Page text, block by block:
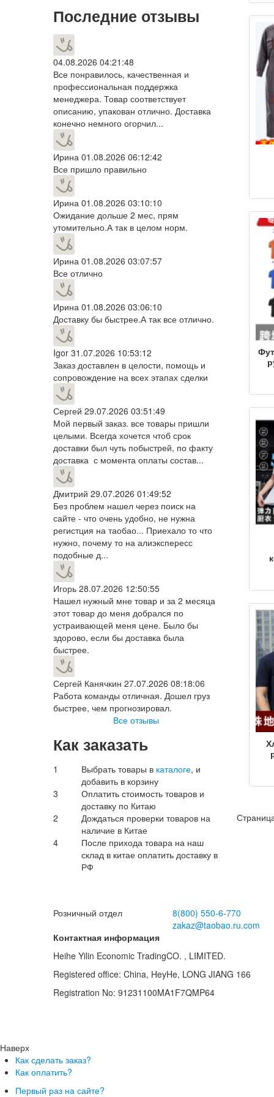
Последние отзывы
04.08.2026 04:21:48
Все понравилось, качественная и
профессиональная поддержка
менеджера. Товар соответствует
описанию, упакован отлично. Доставка
конечно немного огорчил...
Ирина 01.08.2026 06:12:42
Все пришло правильно
Ирина 01.08.2026 03:10:10
Ожидание дольше 2 мес, прям
утомительно.А так в целом норм.
Ирина 01.08.2026 03:07:57
Все отлично
Ирина 01.08.2026 03:06:10
Доставку бы быстрее.А так все отлично.
Igor 31.07.2026 10:53:12
Заказ доставлен в целости, помощь и
сопровождение на всех этапах сделки
Сергей 29.07.2026 03:51:49
Мой первый заказ. все товары пришли
целыми. Всегда хочется чтоб срок
доставки был чуть побыстрей, по факту
доставка с момента оплаты состав...
Дмитрий 29.07.2026 01:49:52
Без проблем нашел через поиск на
сайте - что очень удобно, не нужна
регистция на таобао... Приехало то что
нужно, почему то на алиэкспересс
подобные д...
Игорь 28.07.2026 12:50:55
Нашел нужный мне товар и за 2 месяца
этот товар до меня добрался по
устраивающей меня цене. Было бы
здорово, если бы доставка была
быстрее.
Сергей Канячкин 27.07.2026 08:18:06
Работа команды отличная. Дошел груз
быстрее, чем прогнозировал.
Все отзывы
Как заказать
1 Выбрать товары в каталоге, и
добавить в корзину
3
Оплатить стоимость товаров и
доставку по Китаю
2
Дождаться проверки товаров на
наличие в Китае
4
После прихода товара на наш
склад в китае оплатить доставку в
РФ
Розничный отдел
8(800) 550-6-770
zakaz@taobao.ru.com
Контактная информация
Heihe Yilin Economic TradingCO. , LIMITED.
Registered office: China, HeyHe, LONG JIANG 166
Registration No: 91231100MA1F7QMP64
Наверх
Как сделать заказ?
Как оплатить?
Первый раз на сайте?